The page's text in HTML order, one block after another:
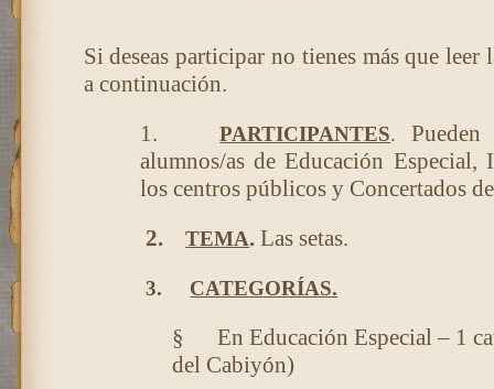
Si deseas participar no tienes más que leer
a continuación.
1.
PARTICIPANTES.
alumnos/as de Educación
los centros públicos y Concertados
2.
TEMA.Las setas.
3. CATEGORÍAS.
§
En Educación Especial – 1
del Cabiyón)